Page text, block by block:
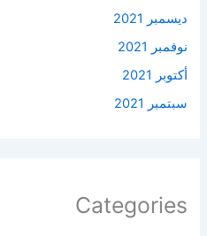
ديسمبر 2021
نوفمبر 2021
أكتوبر 2021
سبتمبر 2021
Categories